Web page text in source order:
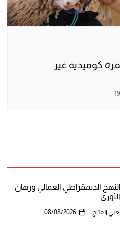
كوميدية غير
الديمقراطي العمالي ورهان
القبّاج 08/08/2026